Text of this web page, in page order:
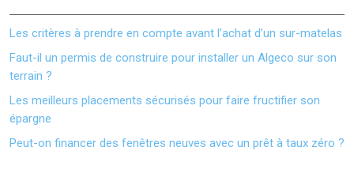
Les critères à prendre en compte avant l’achat d’un sur-matelas
Faut-il un permis de construire pour installer un Algeco sur son
terrain ?
Les meilleurs placements sécurisés pour faire fructifier son
épargne
Peut-on financer des fenêtres neuves avec un prêt à taux zéro ?